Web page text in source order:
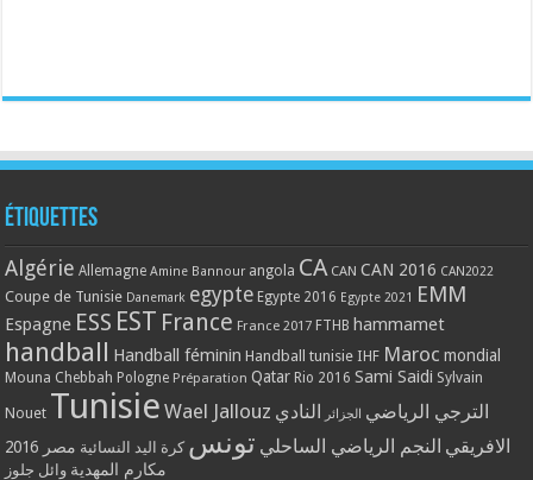
Étiquettes
Algérie Allemagne Amine Bannour angola CA CAN CAN 2016 CAN2022
Coupe de Tunisie Danemark egypte Egypte 2016 Egypte 2021 EMM
Espagne ESS EST France France 2017 FTHB hammamet
handball Handball féminin Handball tunisie IHF Maroc mondial
Mouna Chebbah Pologne Préparation Qatar Rio 2016 Sami Saidi Sylvain
Nouet Tunisie Wael Jallouz الترجي الرياضي الجزائر النادي
الافريقي النجم الرياضي الساحلي تونس كرة اليد النسائية مصر 2016
مكارم المهدية وائل جلوز